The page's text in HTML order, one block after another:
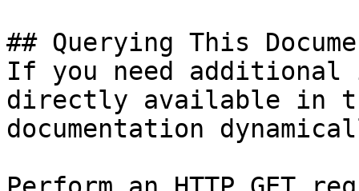
## Querying This
If you need
directly available in
documentation